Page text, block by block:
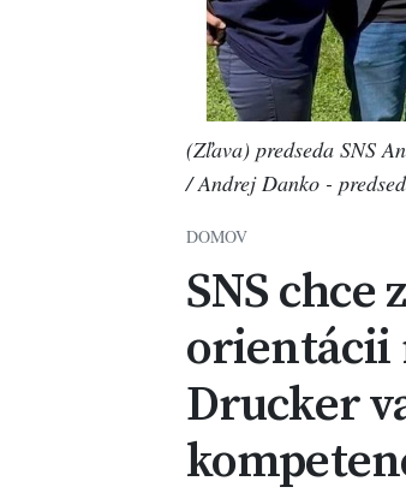
(Zľava) predseda SNS
/ Andrej Danko -
DOMOV
SNS chce
orientácii
Drucker